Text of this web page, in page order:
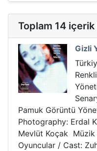
Toplam 14
Gizli
Pamuk Görüntü
Photography: Erdal
Mevlüt Koçak
Oyuncular / Cast: